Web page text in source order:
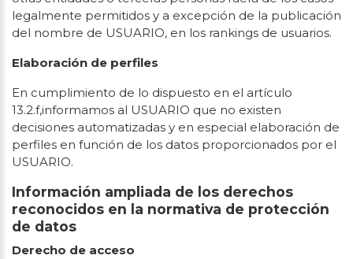
legalmente permitidos y a excepción de la publicación
del nombre de USUARIO, en los rankings de usuarios.
Elaboración de perfiles
En cumplimiento de lo dispuesto en el artículo
13.2.f,informamos al USUARIO que no existen
decisiones automatizadas y en especial elaboración de
perfiles en función de los datos proporcionados por el
USUARIO.
Información ampliada de los derechos
reconocidos en la normativa de protección
de datos
Derecho de acceso